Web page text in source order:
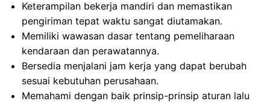
Keterampilan bekerja mandiri dan memastikan
pengiriman tepat waktu sangat diutamakan.
Memiliki wawasan dasar tentang pemeliharaan
kendaraan dan perawatannya.
Bersedia menjalani jam kerja yang dapat berubah
sesuai kebutuhan perusahaan.
Memahami dengan baik prinsip-prinsip aturan lalu